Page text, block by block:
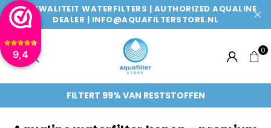
9,4
TOPKWALITEIT WATERFILTERS | AUTHORIZED AQUALINE
DEALER | INFO@AQUAFILTERSTORE.NL
AQUAFILTERSTORE
0
FILTERT 99% VAN RESTSTOFFEN